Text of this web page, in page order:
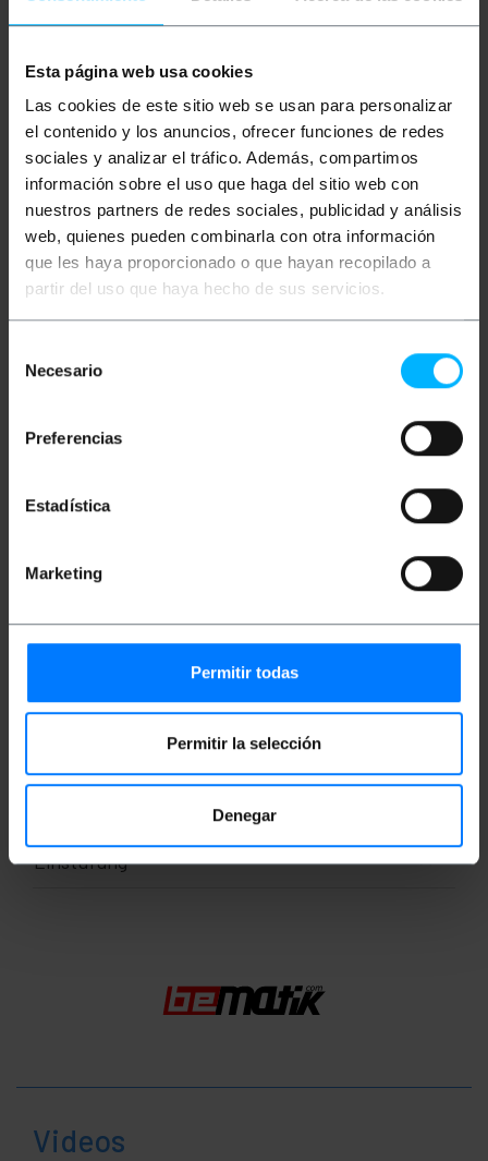
Esta página web usa cookies
Las cookies de este sitio web se usan para personalizar
el contenido y los anuncios, ofrecer funciones de redes
sociales y analizar el tráfico. Además, compartimos
información sobre el uso que haga del sitio web con
nuestros partners de redes sociales, publicidad y análisis
web, quienes pueden combinarla con otra información
que les haya proporcionado o que hayan recopilado a
partir del uso que haya hecho de sus servicios.
Necesario
Preferencias
Estadística
Marketing
Permitir todas
Permitir la selección
Denegar
Passiver MiniDisplayPort-zu-HDMI-Adapter.
Passiver Adapter, der die Kompatibilität des
miniDisplayPort-Ausgangs verbessert. Eine
hervorragende Alternative für Grafikkarten, die
diesen Standard benötigen, um ihr volles Potenzial
auszuschöpfen. Unterstützt FullHD-, 2K- und 4K-
Auflösungen bei 60Hz. Es hat an einem Ende einen
männlichen miniDisplayPort-Eingang und am
anderen eine HDMI-Typ-B-Buchse.
Spezifikationen
Schließen Sie eine miniDisplayPort-
Ideal für Grafikkarten ohne Multimode-
An einem Ende hat es einen MiniDisplayPort-
Kabellänge: 15cm.
Gewicht: 33 g
Produktgröße (Breite x Tiefe x Höhe): 4.5 x
23.0 x 1.5 cm
Anzahl der Produkte: 1
Packungsgrösse: 19.8 x 13.8 x 1.5 cm
Einstufung
Videos